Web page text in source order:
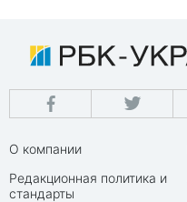
О компании
Редакционная политика и
стандарты